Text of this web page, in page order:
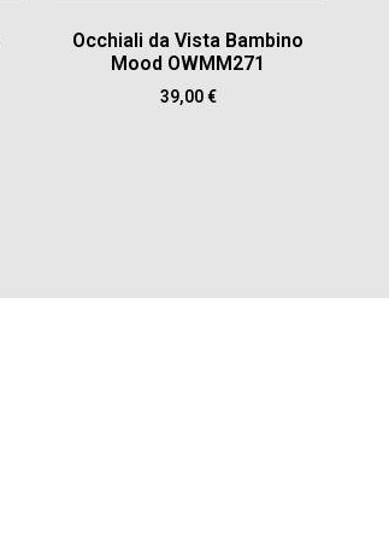
Occhiali da Vista Bambino
Mood OWMM271
39,00€